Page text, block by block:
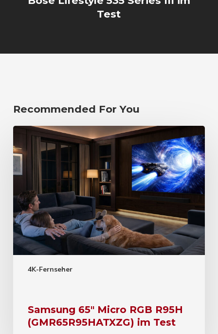
Test
Recommended For You
4K-Fernseher
Samsung 65″ Micro RGB R95H
(GMR65R95HATXZG) im Test